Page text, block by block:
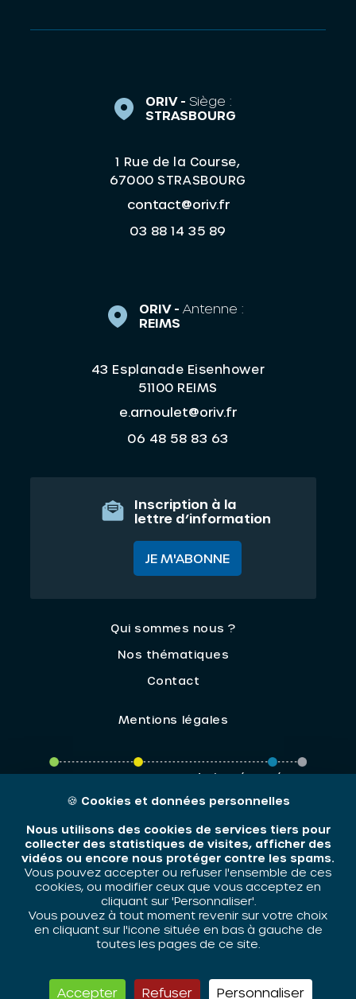
ORIV - Siège :
STRASBOURG
1 Rue de la Course,
67000 STRASBOURG
contact@oriv.fr
03 88 14 35 89
ORIV - Antenne :
REIMS
43 Esplanade Eisenhower
51100 REIMS
e.arnoulet@oriv.fr
06 48 58 83 63
Inscription à la
lettre d’information
JE M'ABONNE
Qui sommes nous ?
Nos thématiques
Contact
Mentions légales
ORIV - 2026 / Tous droits réservés
🍪 Cookies et données personnelles
Nous utilisons des cookies de services tiers pour
collecter des statistiques de visites, afficher des
vidéos ou encore nous protéger contre les spams.
Vous pouvez accepter ou refuser l'ensemble de ces
cookies, ou modifier ceux que vous acceptez en
cliquant sur 'Personnaliser'.
Vous pouvez à tout moment revenir sur votre choix
en cliquant sur l'icone située en bas à gauche de
toutes les pages de ce site.
Accepter Refuser Personnaliser